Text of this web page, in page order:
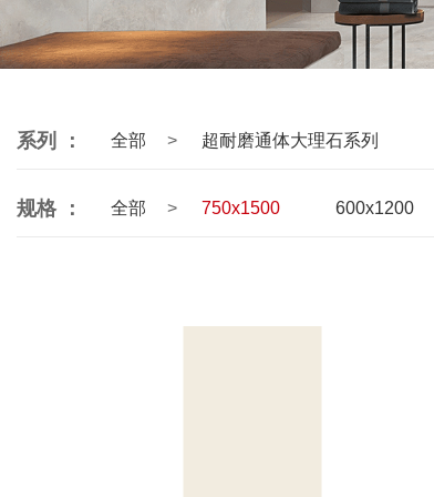
系列 ： 全部 超耐磨通体大理石系列
规格 ： 全部 750x1500 600x1200